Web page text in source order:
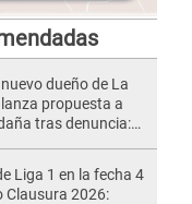
dueño de La
propuesta a
tras denuncia:
Liga 1 en la fecha 4
Clausura 2026: